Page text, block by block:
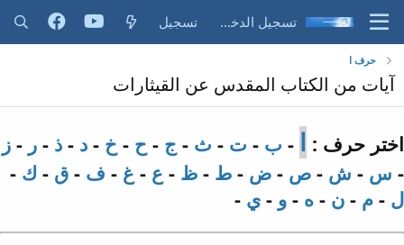
تسجيل الدخول تسجيل
حرف ا
آيات من الكتاب المقدس عن القيثارات
اختر حرف : ا - ب - ت - ث - ج - ح - خ - د - ذ - ر - ز
- س - ش - ص - ض - ط - ظ - ع - غ - ف - ق - ك -
ل - م - ن - ه - و - ي -